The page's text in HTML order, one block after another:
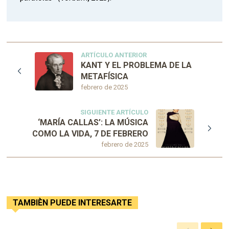
ARTÍCULO ANTERIOR
febrero de 2025
KANT Y EL PROBLEMA DE LA
METAFÍSICA
SIGUIENTE ARTÍCULO
febrero de 2025
‘MARÍA CALLAS’: LA MÚSICA
COMO LA VIDA, 7 DE FEBRERO
TAMBIÈN PUEDE INTERESARTE